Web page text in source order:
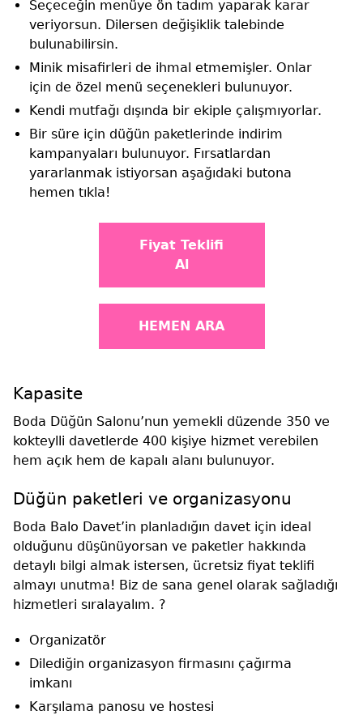
Seçeceğin menüye ön tadım yaparak karar
veriyorsun. Dilersen değişiklik talebinde
bulunabilirsin.
Minik misafirleri de ihmal etmemişler. Onlar
için de özel menü seçenekleri bulunuyor.
Kendi mutfağı dışında bir ekiple çalışmıyorlar.
Bir süre için düğün paketlerinde indirim
kampanyaları bulunuyor. Fırsatlardan
yararlanmak istiyorsan aşağıdaki butona
hemen tıkla!
Fiyat Teklifi
Al
HEMEN ARA
Kapasite
Boda Düğün Salonu’nun yemekli düzende 350 ve
kokteylli davetlerde 400 kişiye hizmet verebilen
hem açık hem de kapalı alanı bulunuyor.
Düğün paketleri ve organizasyonu
Boda Balo Davet’in planladığın davet için ideal
olduğunu düşünüyorsan ve paketler hakkında
detaylı bilgi almak istersen, ücretsiz fiyat teklifi
almayı unutma! Biz de sana genel olarak sağladığı
hizmetleri sıralayalım. ?
Organizatör
Dilediğin organizasyon firmasını çağırma
imkanı
Karşılama panosu ve hostesi